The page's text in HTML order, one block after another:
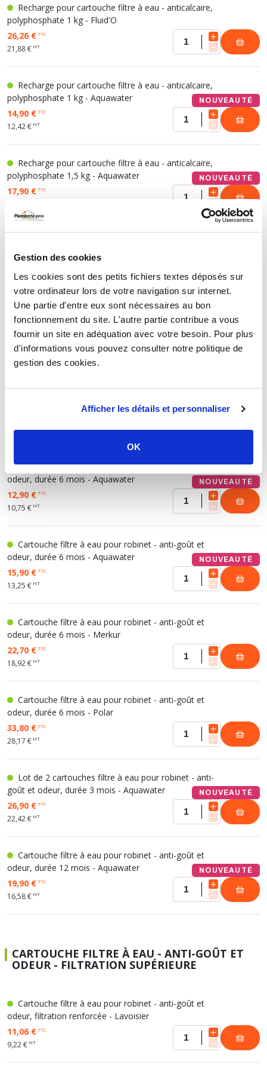
Gestion des cookies
Les cookies sont des petits fichiers textes déposés sur
votre ordinateur lors de votre navigation sur internet.
Une partie d'entre eux sont nécessaires au bon
fonctionnement du site. L'autre partie contribue a vous
fournir un site en adéquation avec votre besoin. Pour plus
d'informations vous pouvez consulter notre politique de
gestion des cookies.
Afficher les détails et personnaliser
OK
Recharge pour cartouche filtre à eau - anticalcaire,
polyphosphate 1 kg - Fluid'O
26,26 €TTC
21,88 € HT
Recharge pour cartouche filtre à eau - anticalcaire,
polyphosphate 1 kg - Aquawater
NOUVEAUTÉ
14,90 €TTC
12,42 € HT
Recharge pour cartouche filtre à eau - anticalcaire,
polyphosphate 1,5 kg - Aquawater
NOUVEAUTÉ
17,90 €TTC
et anticorrosion, silicophosphate 1 kg - Aquawater
18,25 € HT
Recharge pour cartouche filtre à eau - anticalcaire
et anticorrosion, silicophosphate 1,5 kg - AquawaterNOUVEAUTÉ
24,90 €
20,75 €
CARTOUCHE FILTRE À EAU - ANTI-GOÛT ET
ODEUR - FILTRATION STANDARD
Cartouche filtre à eau pour robinet - anti-goût et
odeur, durée 6 mois - Aquawater
NOUVEAUTÉ
12,90 €TTC
10,75 € HT
Cartouche filtre à eau pour robinet - anti-goût et
odeur, durée 6 mois - Aquawater
NOUVEAUTÉ
15,90 €TTC
13,25 € HT
Cartouche filtre à eau pour robinet - anti-goût et
odeur, durée 6 mois - Merkur
22,70 €TTC
18,92 € HT
Cartouche filtre à eau pour robinet - anti-goût et
odeur, durée 6 mois - Polar
33,80 €TTC
28,17 € HT
Lot de 2 cartouches filtre à eau pour robinet - anti-
goût et odeur, durée 3 mois - Aquawater
NOUVEAUTÉ
26,90 €TTC
22,42 € HT
Cartouche filtre à eau pour robinet - anti-goût et
odeur, durée 12 mois - Aquawater
NOUVEAUTÉ
19,90 €TTC
16,58 € HT
CARTOUCHE FILTRE À EAU - ANTI-GOÛT ET
ODEUR - FILTRATION SUPÉRIEURE
Cartouche filtre à eau pour robinet - anti-goût et
odeur, filtration renforcée - Lavoisier
11,06 €TTC
9,22 € HT